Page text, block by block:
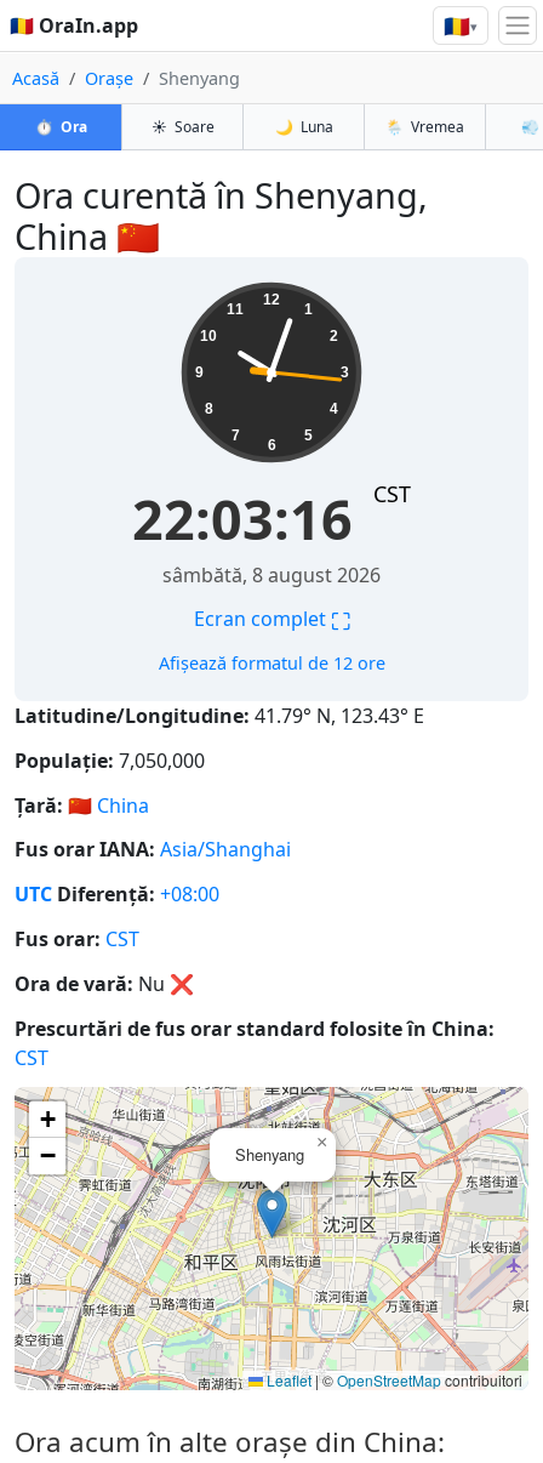
🇷🇴 OraIn.app 🇷🇴▾
Acasă Orașe Shenyang
⏱️ Ora ☀️ Soare 🌙 Luna 🌦️ Vremea 💨
Ora curentă în Shenyang,
China 🇨🇳
12
1
2
3
4
5
6
7
8
9
10
11
22:03:17 CST
sâmbătă, 8 august 2026
Ecran complet ⛶
Afișează formatul de 12 ore
Latitudine/Longitudine: 41.79° N, 123.43° E
Populație: 7,050,000
Țară: 🇨🇳 China
Fus orar IANA: Asia/Shanghai
UTC Diferență: +08:00
Fus orar: CST
Ora de vară: Nu ❌
Prescurtări de fus orar standard folosite în China:
CST
Shenyang
×
+
−
Leaflet|©OpenStreetMapcontribuitori
Ora acum în alte orașe din China: